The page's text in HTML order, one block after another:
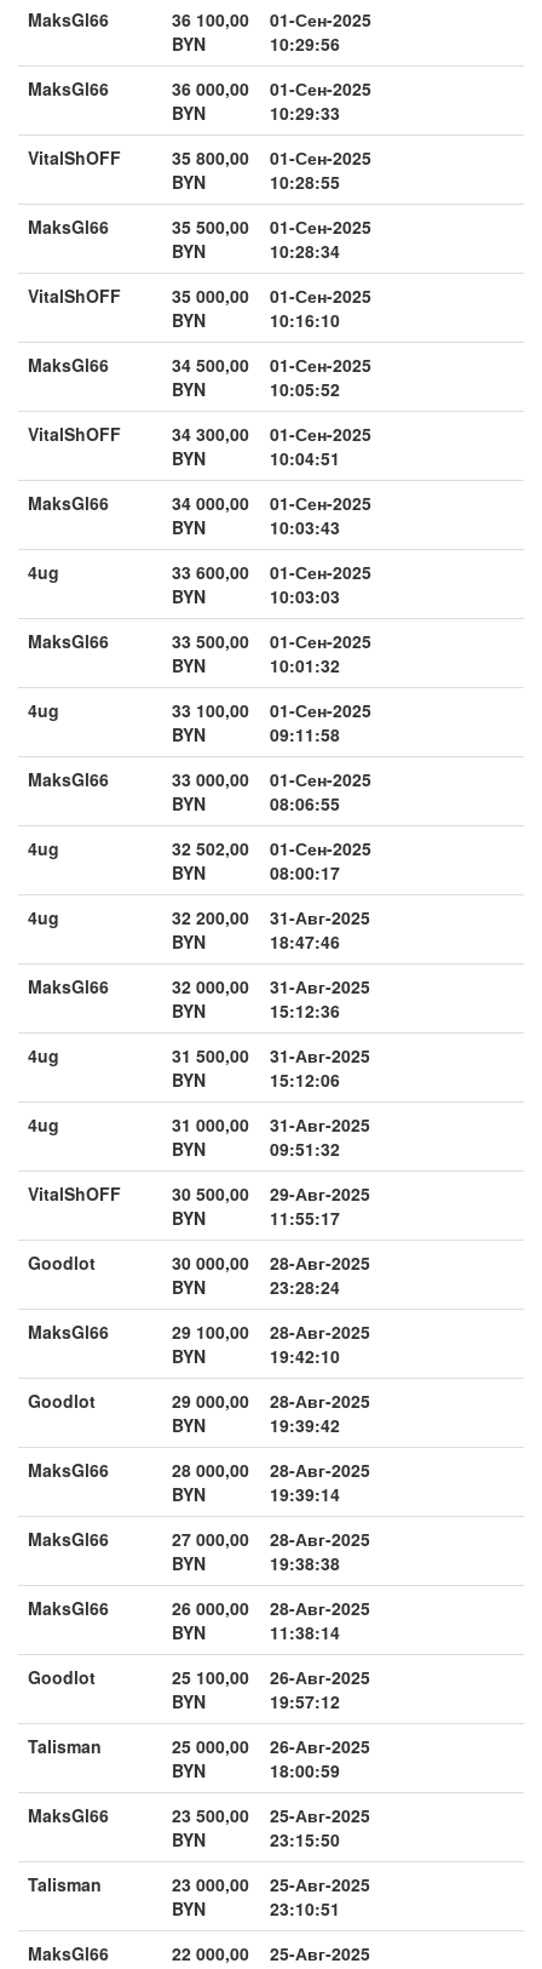
MaksGl66
36 100,00
BYN
01-Сен-2025
10:29:56
MaksGl66
36 000,00
BYN
01-Сен-2025
10:29:33
VitalShOFF
35 800,00
BYN
01-Сен-2025
10:28:55
MaksGl66
35 500,00
BYN
01-Сен-2025
10:28:34
VitalShOFF
35 000,00
BYN
01-Сен-2025
10:16:10
MaksGl66
34 500,00
BYN
01-Сен-2025
10:05:52
VitalShOFF
34 300,00
BYN
01-Сен-2025
10:04:51
MaksGl66
34 000,00
BYN
01-Сен-2025
10:03:43
4ug
33 600,00
BYN
01-Сен-2025
10:03:03
MaksGl66
33 500,00
BYN
01-Сен-2025
10:01:32
4ug
33 100,00
BYN
01-Сен-2025
09:11:58
MaksGl66
33 000,00
BYN
01-Сен-2025
08:06:55
4ug
32 502,00
BYN
01-Сен-2025
08:00:17
4ug
32 200,00
BYN
31-Авг-2025
18:47:46
MaksGl66
32 000,00
BYN
31-Авг-2025
15:12:36
4ug
31 500,00
BYN
31-Авг-2025
15:12:06
4ug
31 000,00
BYN
31-Авг-2025
09:51:32
VitalShOFF
30 500,00
BYN
29-Авг-2025
11:55:17
Goodlot
30 000,00
BYN
28-Авг-2025
23:28:24
MaksGl66
29 100,00
BYN
28-Авг-2025
19:42:10
Goodlot
29 000,00
BYN
28-Авг-2025
19:39:42
MaksGl66
28 000,00
BYN
28-Авг-2025
19:39:14
MaksGl66
27 000,00
BYN
28-Авг-2025
19:38:38
MaksGl66
26 000,00
BYN
28-Авг-2025
11:38:14
Goodlot
25 100,00
BYN
26-Авг-2025
19:57:12
Talisman
25 000,00
BYN
26-Авг-2025
18:00:59
MaksGl66
23 500,00
BYN
25-Авг-2025
23:15:50
Talisman
23 000,00
BYN
25-Авг-2025
23:10:51
MaksGl66
22 000,00
25-Авг-2025